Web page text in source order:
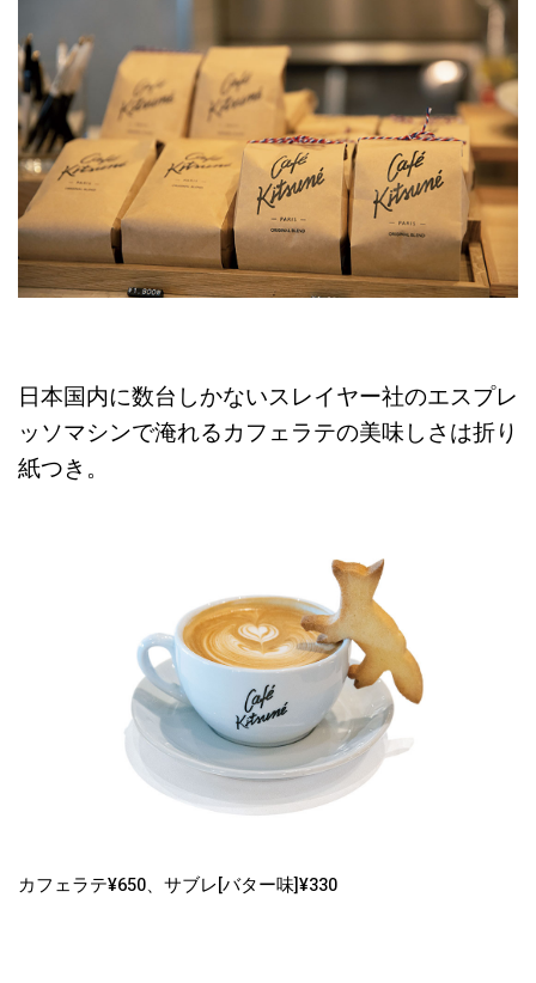
日本国内に数台しかないスレイヤー社のエスプレ
ッソマシンで淹れるカフェラテの美味しさは折り
紙つき。
カフェラテ¥650、サブレ[バター味]¥330